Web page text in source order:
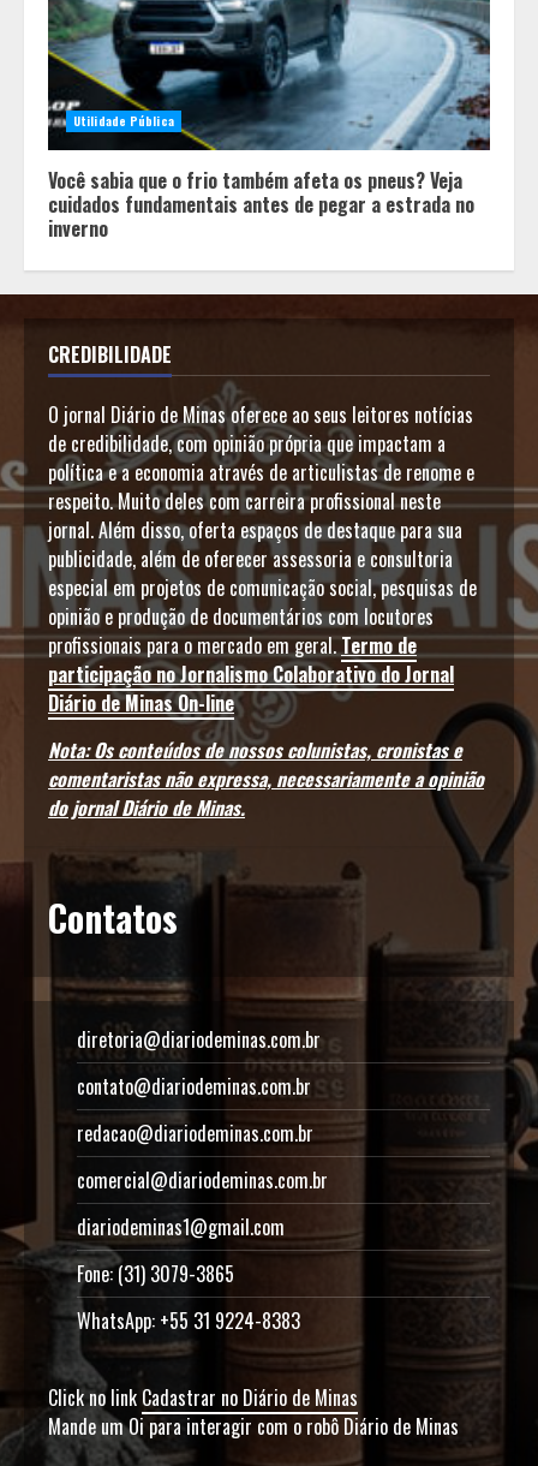
Utilidade Pública
Você sabia que o frio também afeta os pneus? Veja
cuidados fundamentais antes de pegar a estrada no
inverno
CREDIBILIDADE
O jornal Diário de Minas oferece ao seus leitores notícias
de credibilidade, com opinião própria que impactam a
política e a economia através de articulistas de renome e
respeito. Muito deles com carreira profissional neste
jornal. Além disso, oferta espaços de destaque para sua
publicidade, além de oferecer assessoria e consultoria
especial em projetos de comunicação social, pesquisas de
opinião e produção de documentários com locutores
profissionais para o mercado em geral.Termo de
participação no Jornalismo Colaborativo do Jornal
Diário de Minas On-line
Nota: Os conteúdos de nossos colunistas, cronistas e
comentaristas não expressa, necessariamente a opinião
do jornal Diário de Minas.
Contatos
diretoria@diariodeminas.com.br
contato@diariodeminas.com.br
redacao@diariodeminas.com.br
comercial@diariodeminas.com.br
diariodeminas1@gmail.com
Fone: (31) 3079-3865
WhatsApp: +55 31 9224-8383
Click no link Cadastrar no Diário de Minas
Mande um Oi para interagir com o robô Diário de Minas